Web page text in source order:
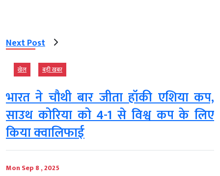
Next Post
खेल बड़ी खबर
भारत ने चौथी बार जीता हॉकी एशिया कप,
साउथ कोरिया को 4-1 से विश्व कप के लिए
किया क्वालिफाई
Mon Sep 8 , 2025